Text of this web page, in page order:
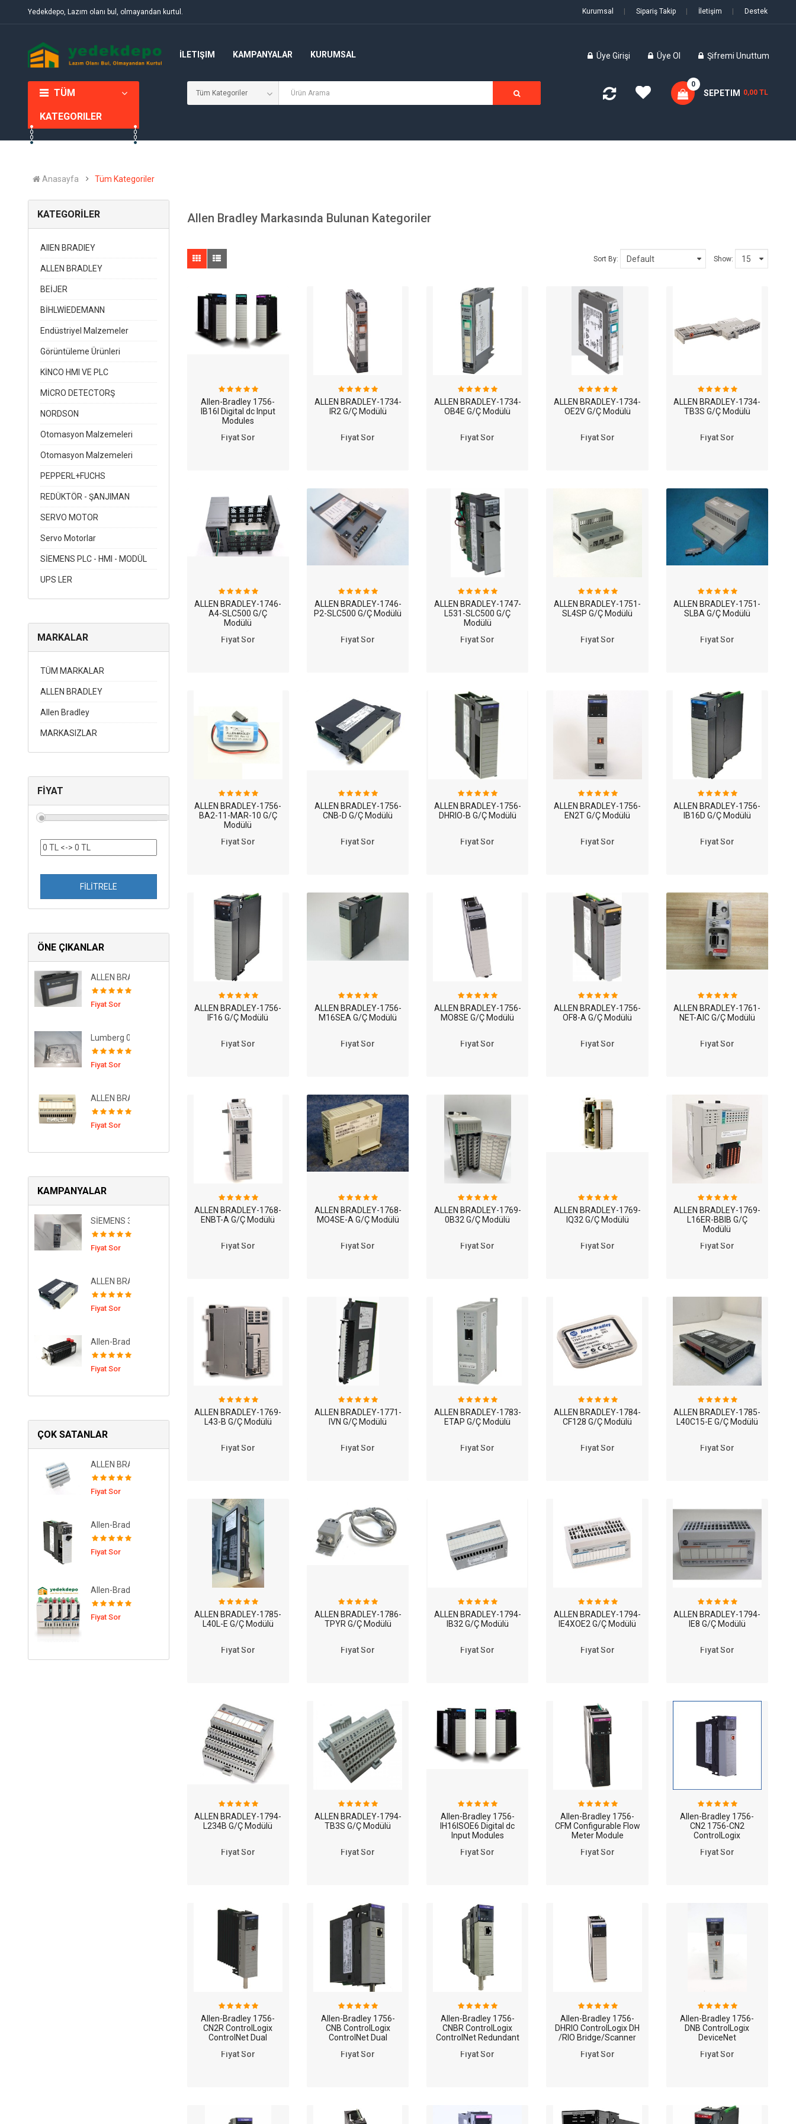
Yedekdepo, Lazım olanı bul, olmayandan kurtul. Kurumsal Sipariş Takip İletişim Destek
İLETIŞIM KAMPANYALAR KURUMSAL Üye Girişi Üye Ol Şifremi Unuttum
TÜM
KATEGORILER
SEPETIM
0
0,00 TL
Anasayfa Tüm Kategoriler
KATEGORİLER
AIIEN BRADIEY
ALLEN BRADLEY
BEİJER
BİHLWİEDEMANN
Endüstriyel Malzemeler
Görüntüleme Ürünleri
KİNCO HMI VE PLC
MİCRO DETECTORŞ
NORDSON
Otomasyon Malzemeleri
Otomasyon Malzemeleri
PEPPERL+FUCHS
REDÜKTÖR - ŞANJIMAN
SERVO MOTOR
Servo Motorlar
SİEMENS PLC - HMI - MODÜL
UPS LER
MARKALAR
TÜM MARKALAR
ALLEN BRADLEY
Allen Bradley
MARKASIZLAR
FİYAT
FİLİTRELE
ÖNE ÇIKANLAR
ALLEN BRADLEY-2711-T5A2L1 Panel
Fiyat Sor
Lumberg 0332-06 ( 3 Yönlü Fiş )
Fiyat Sor
ALLEN BRADLEY 1794-IR8 24Vdc RTD Input Module
Fiyat Sor
KAMPANYALAR
SİEMENS 3RA6120-1BB32 ( SIRIUS DİREKTARTER )
Fiyat Sor
ALLEN BRADLEY-1756-CNB-D G/Ç Modülü
Fiyat Sor
Allen-Bradley 1326AS-B440G-21 AC Servo Motor 460V, 6.4nm, 5000-RPM
Fiyat Sor
ÇOK SATANLAR
ALLEN BRADLEY 1794-IB16 24Vdc 16 Sink Input Module
Fiyat Sor
Allen-Bradley 1756-L74K ControlLogix 5570 Processor, Conformal Coated
Fiyat Sor
Allen-Bradley 2094-BM05 Kinetix 6000 Axis Module 400/460V, 48A Inverter
Fiyat Sor
Allen Bradley Markasında Bulunan Kategoriler
Sort By: Show:
Allen-Bradley 1756-
IB16I Digital dc Input
Modules
Fiyat Sor
ALLEN BRADLEY-1734-
IR2 G/Ç Modülü
Fiyat Sor
ALLEN BRADLEY-1734-
OB4E G/Ç Modülü
Fiyat Sor
ALLEN BRADLEY-1734-
OE2V G/Ç Modülü
Fiyat Sor
ALLEN BRADLEY-1734-
TB3S G/Ç Modülü
Fiyat Sor
ALLEN BRADLEY-1746-
A4-SLC500 G/Ç
Modülü
Fiyat Sor
ALLEN BRADLEY-1746-
P2-SLC500 G/Ç Modülü
Fiyat Sor
ALLEN BRADLEY-1747-
L531-SLC500 G/Ç
Modülü
Fiyat Sor
ALLEN BRADLEY-1751-
SL4SP G/Ç Modülü
Fiyat Sor
ALLEN BRADLEY-1751-
SLBA G/Ç Modülü
Fiyat Sor
ALLEN BRADLEY-1756-
BA2-11-MAR-10 G/Ç
Modülü
Fiyat Sor
ALLEN BRADLEY-1756-
CNB-D G/Ç Modülü
Fiyat Sor
ALLEN BRADLEY-1756-
DHRIO-B G/Ç Modülü
Fiyat Sor
ALLEN BRADLEY-1756-
EN2T G/Ç Modülü
Fiyat Sor
ALLEN BRADLEY-1756-
IB16D G/Ç Modülü
Fiyat Sor
ALLEN BRADLEY-1756-
IF16 G/Ç Modülü
Fiyat Sor
ALLEN BRADLEY-1756-
M16SEA G/Ç Modülü
Fiyat Sor
ALLEN BRADLEY-1756-
MO8SE G/Ç Modülü
Fiyat Sor
ALLEN BRADLEY-1756-
OF8-A G/Ç Modülü
Fiyat Sor
ALLEN BRADLEY-1761-
NET-AIC G/Ç Modülü
Fiyat Sor
ALLEN BRADLEY-1768-
ENBT-A G/Ç Modülü
Fiyat Sor
ALLEN BRADLEY-1768-
MO4SE-A G/Ç Modülü
Fiyat Sor
ALLEN BRADLEY-1769-
0B32 G/Ç Modülü
Fiyat Sor
ALLEN BRADLEY-1769-
IQ32 G/Ç Modülü
Fiyat Sor
ALLEN BRADLEY-1769-
L16ER-BBIB G/Ç
Modülü
Fiyat Sor
ALLEN BRADLEY-1769-
L43-B G/Ç Modülü
Fiyat Sor
ALLEN BRADLEY-1771-
IVN G/Ç Modülü
Fiyat Sor
ALLEN BRADLEY-1783-
ETAP G/Ç Modülü
Fiyat Sor
ALLEN BRADLEY-1784-
CF128 G/Ç Modülü
Fiyat Sor
ALLEN BRADLEY-1785-
L40C15-E G/Ç Modülü
Fiyat Sor
ALLEN BRADLEY-1785-
L40L-E G/Ç Modülü
Fiyat Sor
ALLEN BRADLEY-1786-
TPYR G/Ç Modülü
Fiyat Sor
ALLEN BRADLEY-1794-
IB32 G/Ç Modülü
Fiyat Sor
ALLEN BRADLEY-1794-
IE4XOE2 G/Ç Modülü
Fiyat Sor
ALLEN BRADLEY-1794-
IE8 G/Ç Modülü
Fiyat Sor
ALLEN BRADLEY-1794-
L234B G/Ç Modülü
Fiyat Sor
ALLEN BRADLEY-1794-
TB3S G/Ç Modülü
Fiyat Sor
Allen-Bradley 1756-
IH16ISOE6 Digital dc
Input Modules
Fiyat Sor
Allen-Bradley 1756-
CFM Configurable Flow
Meter Module
Fiyat Sor
Allen-Bradley 1756-
CN2 1756-CN2
ControlLogix
Capacity Bridge
Fiyat Sor
Allen-Bradley 1756-
CN2R ControlLogix
ControlNet Dual
Media Bridge Module
Fiyat Sor
Allen-Bradley 1756-
CNB ControlLogix
ControlNet Dual
Media Bridge Module
Fiyat Sor
Allen-Bradley 1756-
CNBR ControlLogix
ControlNet Redundant
Fiyat Sor
Allen-Bradley 1756-
DHRIO ControlLogix DH
/RIO Bridge/Scanner
Fiyat Sor
Allen-Bradley 1756-
DNB ControlLogix
DeviceNet
Module
Fiyat Sor